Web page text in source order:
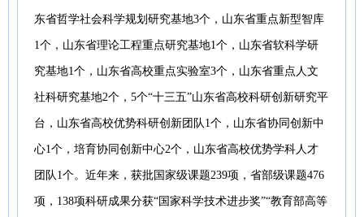
东省哲学社会科学规划研究基地3个，山东省重点新型智库
1个，山东省理论工程重点研究基地1个，山东省软科学研
究基地1个，山东省高校重点实验室3个，山东省重点人文
社科研究基地2个，5个“十三五”山东省高校科研创新研究平
台，山东省高校优势科研创新团队1个，山东省协同创新中
心1个，培育协同创新中心2个，山东省高校优势学科人才
团队1个。近年来，获批国家级课题239项，省部级课题476
项，138项科研成果分获“国家科学技术进步奖”“教育部高等